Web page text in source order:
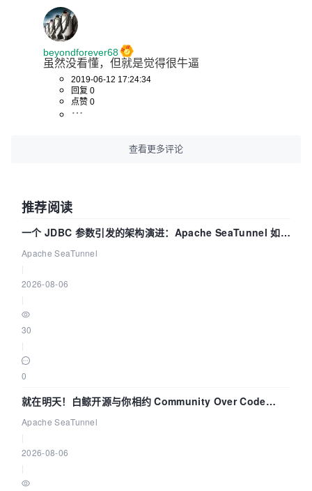
beyondforever68
虽然没看懂，但就是觉得很牛逼
2019-06-12 17:24:34
回复 0
点赞 0
查看更多评论
推荐阅读
一个 JDBC 参数引发的架构演进：Apache SeaTunnel 如何
解决数据同步中的“定时 Flush”难题
Apache SeaTunnel
2026-08-06
30
0
就在明天！白鲸开源与你相约 Community Over Code
Asia 2026 主题演讲！
Apache SeaTunnel
2026-08-06